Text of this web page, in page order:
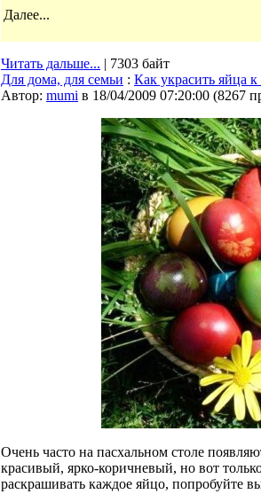
Далее...
Читать дальше... | 7303 байт
Для дома, для семьи : Как украсить яйца к
Автор: mumi в 18/04/2009 07:20:00 (8267
Очень часто на пасхальном столе
красивый, ярко-коричневый, но вот
раскрашивать каждое яйцо, попробуйте